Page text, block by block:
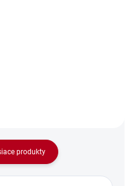
produkty